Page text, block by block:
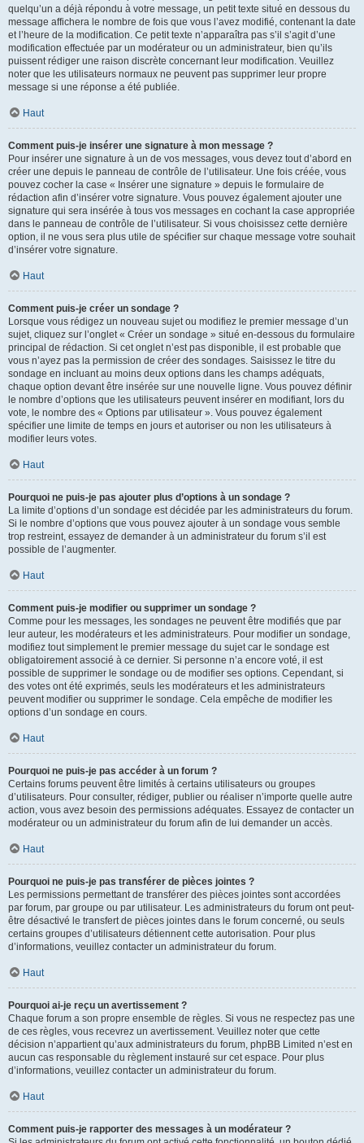
quelqu’un a déjà répondu à votre message, un petit texte situé en dessous du
message affichera le nombre de fois que vous l’avez modifié, contenant la date
et l’heure de la modification. Ce petit texte n’apparaîtra pas s’il s’agit d’une
modification effectuée par un modérateur ou un administrateur, bien qu’ils
puissent rédiger une raison discrète concernant leur modification. Veuillez
noter que les utilisateurs normaux ne peuvent pas supprimer leur propre
message si une réponse a été publiée.
Haut
Comment puis-je insérer une signature à mon message ?
Pour insérer une signature à un de vos messages, vous devez tout d’abord en
créer une depuis le panneau de contrôle de l’utilisateur. Une fois créée, vous
pouvez cocher la case « Insérer une signature » depuis le formulaire de
rédaction afin d’insérer votre signature. Vous pouvez également ajouter une
signature qui sera insérée à tous vos messages en cochant la case appropriée
dans le panneau de contrôle de l’utilisateur. Si vous choisissez cette dernière
option, il ne vous sera plus utile de spécifier sur chaque message votre souhait
d’insérer votre signature.
Haut
Comment puis-je créer un sondage ?
Lorsque vous rédigez un nouveau sujet ou modifiez le premier message d’un
sujet, cliquez sur l’onglet « Créer un sondage » situé en-dessous du formulaire
principal de rédaction. Si cet onglet n’est pas disponible, il est probable que
vous n’ayez pas la permission de créer des sondages. Saisissez le titre du
sondage en incluant au moins deux options dans les champs adéquats,
chaque option devant être insérée sur une nouvelle ligne. Vous pouvez définir
le nombre d’options que les utilisateurs peuvent insérer en modifiant, lors du
vote, le nombre des « Options par utilisateur ». Vous pouvez également
spécifier une limite de temps en jours et autoriser ou non les utilisateurs à
modifier leurs votes.
Haut
Pourquoi ne puis-je pas ajouter plus d’options à un sondage ?
La limite d’options d’un sondage est décidée par les administrateurs du forum.
Si le nombre d’options que vous pouvez ajouter à un sondage vous semble
trop restreint, essayez de demander à un administrateur du forum s’il est
possible de l’augmenter.
Haut
Comment puis-je modifier ou supprimer un sondage ?
Comme pour les messages, les sondages ne peuvent être modifiés que par
leur auteur, les modérateurs et les administrateurs. Pour modifier un sondage,
modifiez tout simplement le premier message du sujet car le sondage est
obligatoirement associé à ce dernier. Si personne n’a encore voté, il est
possible de supprimer le sondage ou de modifier ses options. Cependant, si
des votes ont été exprimés, seuls les modérateurs et les administrateurs
peuvent modifier ou supprimer le sondage. Cela empêche de modifier les
options d’un sondage en cours.
Haut
Pourquoi ne puis-je pas accéder à un forum ?
Certains forums peuvent être limités à certains utilisateurs ou groupes
d’utilisateurs. Pour consulter, rédiger, publier ou réaliser n’importe quelle autre
action, vous avez besoin des permissions adéquates. Essayez de contacter un
modérateur ou un administrateur du forum afin de lui demander un accès.
Haut
Pourquoi ne puis-je pas transférer de pièces jointes ?
Les permissions permettant de transférer des pièces jointes sont accordées
par forum, par groupe ou par utilisateur. Les administrateurs du forum ont peut-
être désactivé le transfert de pièces jointes dans le forum concerné, ou seuls
certains groupes d’utilisateurs détiennent cette autorisation. Pour plus
d’informations, veuillez contacter un administrateur du forum.
Haut
Pourquoi ai-je reçu un avertissement ?
Chaque forum a son propre ensemble de règles. Si vous ne respectez pas une
de ces règles, vous recevrez un avertissement. Veuillez noter que cette
décision n’appartient qu’aux administrateurs du forum, phpBB Limited n’est en
aucun cas responsable du règlement instauré sur cet espace. Pour plus
d’informations, veuillez contacter un administrateur du forum.
Haut
Comment puis-je rapporter des messages à un modérateur ?